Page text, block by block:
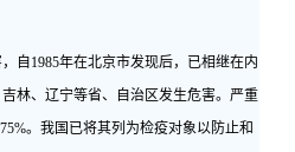
自1985年在北京市发现后，已相继在内
林、辽宁等省、自治区发生危害。严重
。我国已将其列为检疫对象以防止和